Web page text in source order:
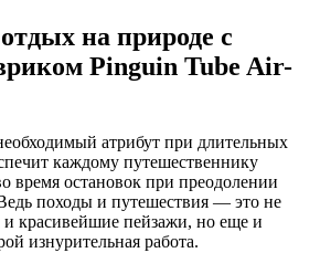
на природе с
Pinguin Tube Air-
атрибут при длительных
каждому путешественнику
время остановок при преодолении
походы и путешествия — это не
и красивейшие пейзажи, но еще и
изнурительная работа.